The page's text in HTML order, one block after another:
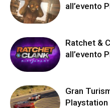
all’evento
Ratchet &
all’evento
Gran
Playstation